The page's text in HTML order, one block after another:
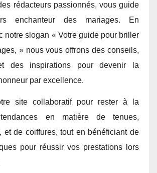
rédacteurs passionnés, vous guide
enchanteur des mariages. En
notre slogan « Votre guide pour briller
» nous vous offrons des conseils,
des inspirations pour devenir la
par excellence.
site collaboratif pour rester à la
en matière de tenues,
et de coiffures, tout en bénéficiant de
pour réussir vos prestations lors